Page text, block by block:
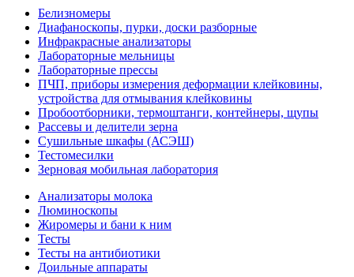
Белизномеры
Диафаноскопы, пурки, доски разборные
Инфракрасные анализаторы
Лабораторные мельницы
Лабораторные прессы
ПЧП, приборы измерения деформации клейковины,
устройства для отмывания клейковины
Пробоотборники, термоштанги, контейнеры, щупы
Рассевы и делители зерна
Сушильные шкафы (АСЭШ)
Тестомесилки
Зерновая мобильная лаборатория
Анализаторы молока
Люминоскопы
Жиромеры и бани к ним
Тесты
Тесты на антибиотики
Доильные аппараты